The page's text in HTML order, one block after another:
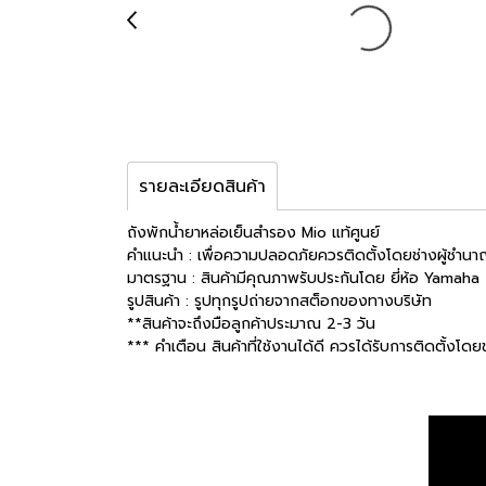
รายละเอียดสินค้า
ถังพักน้ำยาหล่อเย็นสำรอง Mio แท้ศูนย์
คำแนะนำ : เพื่อความปลอดภัยควรติดตั้งโดยช่างผู้ชำน
มาตรฐาน : สินค้ามีคุณภาพรับประกันโดย ยี่ห้อ Yamaha
รูปสินค้า : รูปทุกรูปถ่ายจากสต็อกของทางบริษัท
**สินค้าจะถึงมือลูกค้าประมาณ 2-3 วัน
*** คำเตือน สินค้าที่ใช้งานได้ดี ควรได้รับการติดตั้งโด